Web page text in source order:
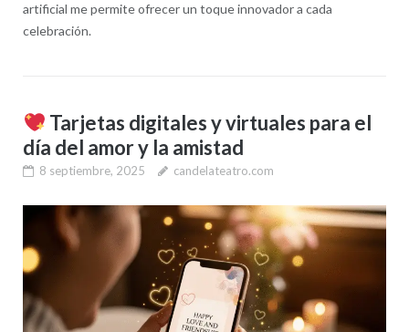
artificial me permite ofrecer un toque innovador a cada
celebración.
Tarjetas digitales y virtuales para el
día del amor y la amistad
8 septiembre, 2025 candelateatro.com